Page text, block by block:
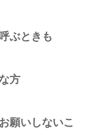
ぶときも
方
願いしないこ